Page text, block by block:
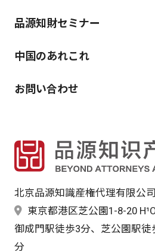
品源知財セミナー
中国のあれこれ
お問い合わせ
北京品源知識産権代理有限公
東京都港区芝公園1-8-20
御成門駅徒歩3分、芝公園駅
分